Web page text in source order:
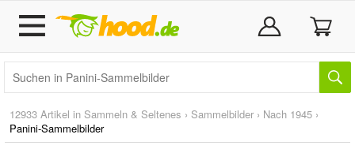
12933 Artikel in Sammeln & Seltenes › Sammelbilder › Nach 1945 ›
Panini-Sammelbilder